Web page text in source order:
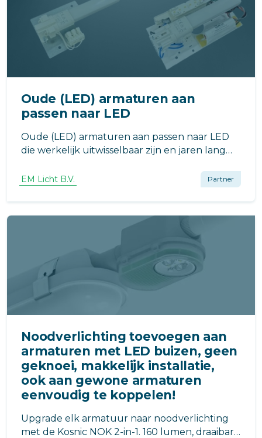
Oude (LED) armaturen aan
passen naar LED
Oude (LED) armaturen aan passen naar LED
die werkelijk uitwisselbaar zijn en jaren lang
(met of zonder nood), deze past in heel veel
langwerpige, vierkante, ovale of ronde
behuizingen!
EM Licht B.V. Partner
Noodverlichting toevoegen aan
armaturen met LED buizen, geen
geknoei, makkelijk installatie,
ook aan gewone armaturen
eenvoudig te koppelen!
Upgrade elk armatuur naar noodverlichting
met de Kosnic NOK 2-in-1. 160 lumen, draaibare